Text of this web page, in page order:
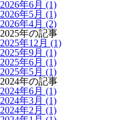
2026年6月 (1)
2026年5月 (1)
2026年4月 (2)
2025年の記事
2025年12月 (1)
2025年9月 (1)
2025年6月 (1)
2025年5月 (1)
2024年の記事
2024年6月 (1)
2024年3月 (1)
2024年2月 (1)